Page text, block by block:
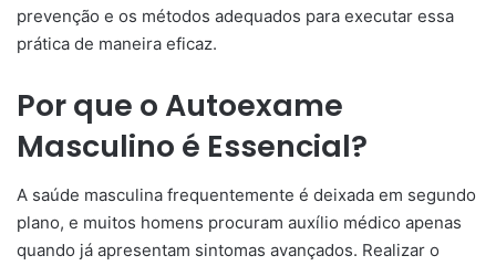
prevenção e os métodos adequados para executar essa
prática de maneira eficaz.
Por que o Autoexame
Masculino é Essencial?
A saúde masculina frequentemente é deixada em segundo
plano, e muitos homens procuram auxílio médico apenas
quando já apresentam sintomas avançados. Realizar o